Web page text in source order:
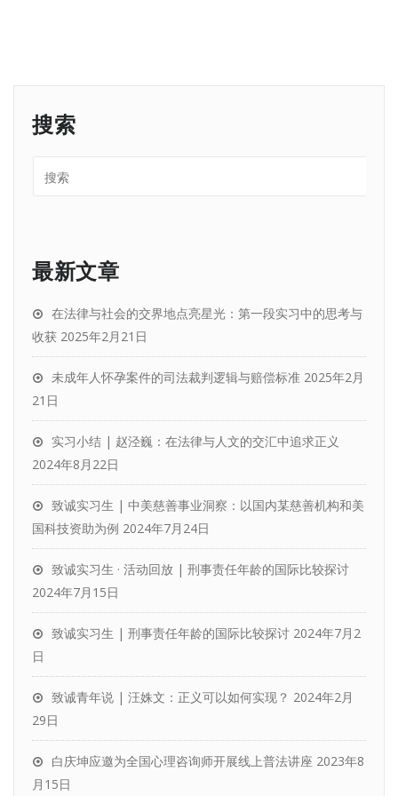
搜索
最新文章
在法律与社会的交界地点亮星光：第一段实习中的思考与
收获 2025年2月21日
未成年人怀孕案件的司法裁判逻辑与赔偿标准 2025年2月
21日
实习小结 | 赵泾巍：在法律与人文的交汇中追求正义
2024年8月22日
致诚实习生 | 中美慈善事业洞察：以国内某慈善机构和美
国科技资助为例 2024年7月24日
致诚实习生 · 活动回放 | 刑事责任年龄的国际比较探讨
2024年7月15日
致诚实习生 | 刑事责任年龄的国际比较探讨 2024年7月2
日
致诚青年说 | 汪姝文：正义可以如何实现？ 2024年2月
29日
白庆坤应邀为全国心理咨询师开展线上普法讲座 2023年8
月15日